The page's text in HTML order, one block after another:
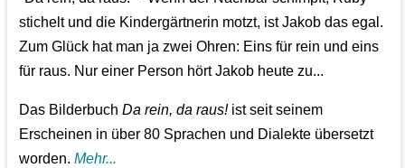
stichelt und die Kindergärtnerin motzt, ist Jakob das egal.
Zum Glück hat man ja zwei Ohren: Eins für rein und eins
für raus. Nur einer Person hört Jakob heute zu...
Das BilderbuchDa rein, da raus!ist seit seinem
Erscheinen in über 80 Sprachen und Dialekte übersetzt
worden.Mehr...